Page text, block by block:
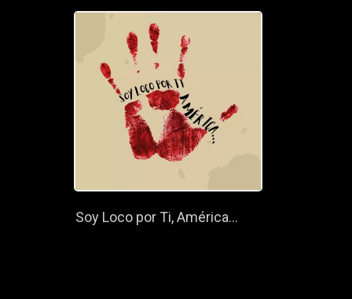
Soy Loco por Ti, América...